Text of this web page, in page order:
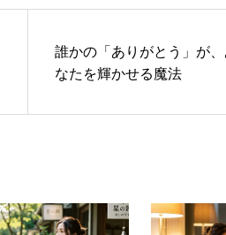
誰かの「ありがとう」が
なたを輝かせる魔法